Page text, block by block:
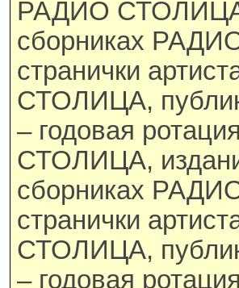
РАДИО
сборниках
странички
СТОЛИЦА,
– годовая
СТОЛИЦА,
сборниках
странички
СТОЛИЦА,
– годовая